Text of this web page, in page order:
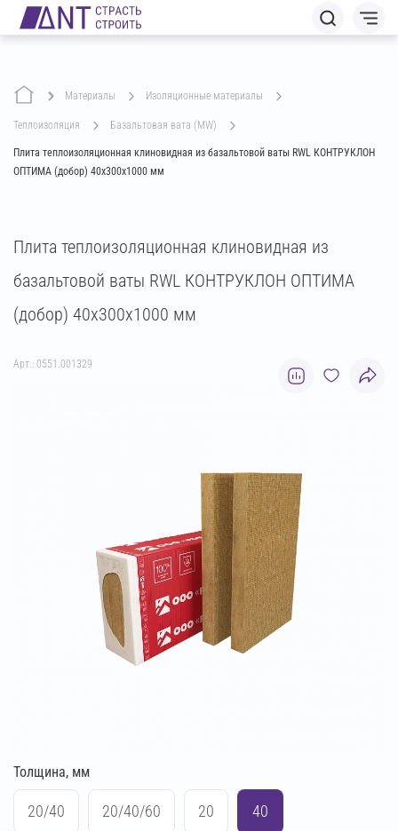
Материалы изоляционные материалы
теплоизоляция базальтовая вата (MW)
Плита теплоизоляционная клиновидная из базальтовой ваты RWL КОНТРУКЛОН
ОПТИМА (добор) 40х300х1000 мм
Плита теплоизоляционная клиновидная из
базальтовой ваты RWL КОНТРУКЛОН ОПТИМА
(добор) 40х300х1000 мм
Арт.: 0551.001329
Толщина, мм
20/40 20/40/60 20 40